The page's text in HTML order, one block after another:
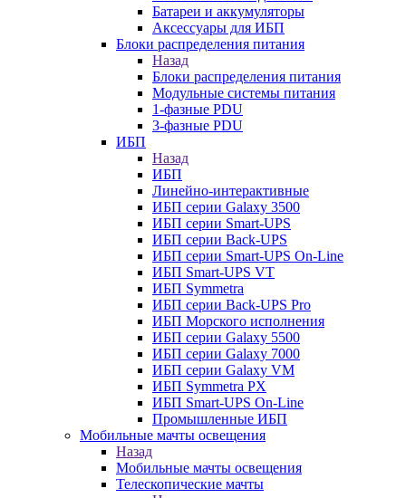
Батареи и аккумуляторы
Аксессуары для ИБП
Блоки распределения питания
Назад
Блоки распределения питания
Модульные системы питания
1-фазные PDU
3-фазные PDU
ИБП
Назад
ИБП
Линейно-интерактивные
ИБП серии Galaxy 3500
ИБП серии Smart-UPS
ИБП серии Back-UPS
ИБП серии Smart-UPS On-Line
ИБП Smart-UPS VT
ИБП Symmetra
ИБП серии Back-UPS Pro
ИБП Морского исполнения
ИБП серии Galaxy 5500
ИБП серии Galaxy 7000
ИБП серии Galaxy VM
ИБП Symmetra PX
ИБП Smart-UPS On-Line
Промышленные ИБП
Мобильные мачты освещения
Назад
Мобильные мачты освещения
Телескопические мачты